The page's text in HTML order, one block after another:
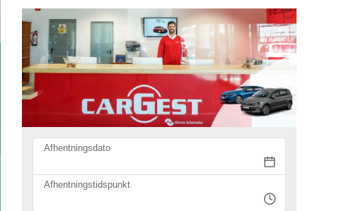
Afhentningsdato
Afhentningstidspunkt